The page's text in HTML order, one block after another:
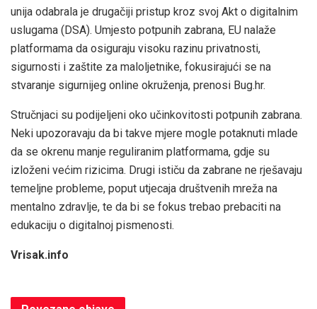
unija odabrala je drugačiji pristup kroz svoj Akt o digitalnim
uslugama (DSA). Umjesto potpunih zabrana, EU nalaže
platformama da osiguraju visoku razinu privatnosti,
sigurnosti i zaštite za maloljetnike, fokusirajući se na
stvaranje sigurnijeg online okruženja, prenosi Bug.hr.
Stručnjaci su podijeljeni oko učinkovitosti potpunih zabrana.
Neki upozoravaju da bi takve mjere mogle potaknuti mlade
da se okrenu manje reguliranim platformama, gdje su
izloženi većim rizicima. Drugi ističu da zabrane ne rješavaju
temeljne probleme, poput utjecaja društvenih mreža na
mentalno zdravlje, te da bi se fokus trebao prebaciti na
edukaciju o digitalnoj pismenosti.
Vrisak.info